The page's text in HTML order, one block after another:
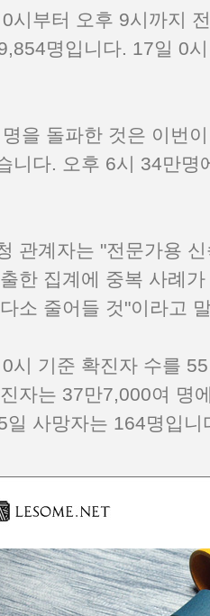
시부터 오후 9시까지
명입니다. 17일 0
을 돌파한 것은 이번
니다. 오후 6시 34만명
관계자는 "전문가용
한 집계에 중복 사례
소 줄어들 것"이라고
시 기준 확진자 수를
자는 37만7,000여 명
일 사망자는 164명입